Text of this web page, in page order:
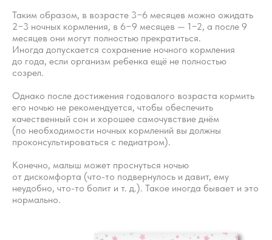
Таким образом, в возрасте 3−6 месяцев можно ожидать
2−3 ночных кормления, в 6−9 месяцев — 1−2, а после 9
месяцев они могут полностью прекратиться.
Иногда допускается сохранение ночного кормления
до года, если организм ребенка ещё не полностью
созрел.
Однако после достижения годовалого возраста кормить
его ночью не рекомендуется, чтобы обеспечить
качественный сон и хорошее самочувствие днём
(по необходимости ночных кормлений вы должны
проконсультироваться с педиатром).
Конечно, малыш может проснуться ночью
от дискомфорта (что-то подвернулось и давит, ему
неудобно, что-то болит и т. д.). Такое иногда бывает и это
нормально.